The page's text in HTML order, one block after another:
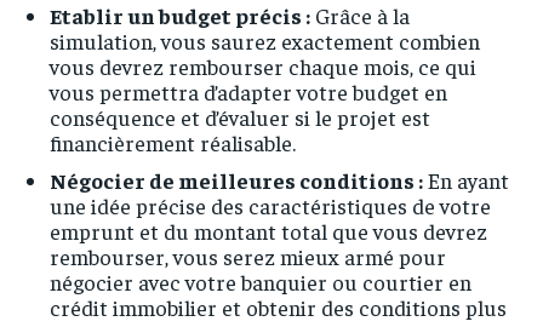
Etablir un budget précis : Grâce à la
simulation, vous saurez exactement combien
vous devrez rembourser chaque mois, ce qui
vous permettra d’adapter votre budget en
conséquence et d’évaluer si le projet est
financièrement réalisable.
Négocier de meilleures conditions :En ayant
une idée précise des caractéristiques de votre
emprunt et du montant total que vous devrez
rembourser, vous serez mieux armé pour
négocier avec votre banquier ou courtier en
crédit immobilier et obtenir des conditions plus